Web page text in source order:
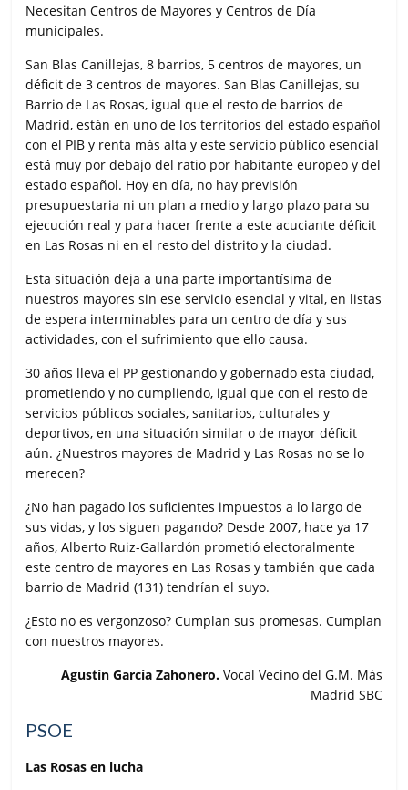
Necesitan Centros de Mayores y Centros de Día
municipales.
San Blas Canillejas, 8 barrios, 5 centros de mayores, un
déficit de 3 centros de mayores. San Blas Canillejas, su
Barrio de Las Rosas, igual que el resto de barrios de
Madrid, están en uno de los territorios del estado español
con el PIB y renta más alta y este servicio público esencial
está muy por debajo del ratio por habitante europeo y del
estado español. Hoy en día, no hay previsión
presupuestaria ni un plan a medio y largo plazo para su
ejecución real y para hacer frente a este acuciante déficit
en Las Rosas ni en el resto del distrito y la ciudad.
Esta situación deja a una parte importantísima de
nuestros mayores sin ese servicio esencial y vital, en listas
de espera interminables para un centro de día y sus
actividades, con el sufrimiento que ello causa.
30 años lleva el PP gestionando y gobernado esta ciudad,
prometiendo y no cumpliendo, igual que con el resto de
servicios públicos sociales, sanitarios, culturales y
deportivos, en una situación similar o de mayor déficit
aún. ¿Nuestros mayores de Madrid y Las Rosas no se lo
merecen?
¿No han pagado los suficientes impuestos a lo largo de
sus vidas, y los siguen pagando? Desde 2007, hace ya 17
años, Alberto Ruiz-Gallardón prometió electoralmente
este centro de mayores en Las Rosas y también que cada
barrio de Madrid (131) tendrían el suyo.
¿Esto no es vergonzoso? Cumplan sus promesas. Cumplan
con nuestros mayores.
Agustín García Zahonero.Vocal Vecino del G.M. Más
Madrid SBC
PSOE
Las Rosas en lucha